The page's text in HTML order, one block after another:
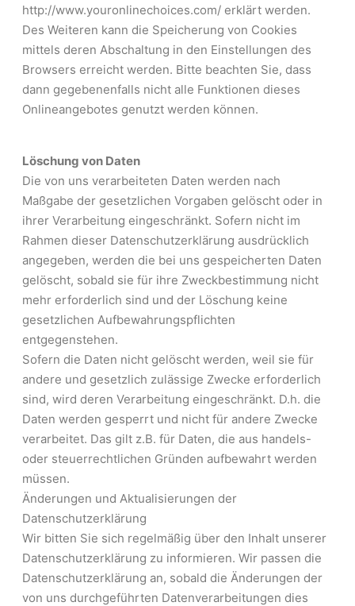
http://www.youronlinechoices.com/ erklärt werden.
Des Weiteren kann die Speicherung von Cookies
mittels deren Abschaltung in den Einstellungen des
Browsers erreicht werden. Bitte beachten Sie, dass
dann gegebenenfalls nicht alle Funktionen dieses
Onlineangebotes genutzt werden können.
Löschung von Daten
Die von uns verarbeiteten Daten werden nach
Maßgabe der gesetzlichen Vorgaben gelöscht oder in
ihrer Verarbeitung eingeschränkt. Sofern nicht im
Rahmen dieser Datenschutzerklärung ausdrücklich
angegeben, werden die bei uns gespeicherten Daten
gelöscht, sobald sie für ihre Zweckbestimmung nicht
mehr erforderlich sind und der Löschung keine
gesetzlichen Aufbewahrungspflichten
entgegenstehen.
Sofern die Daten nicht gelöscht werden, weil sie für
andere und gesetzlich zulässige Zwecke erforderlich
sind, wird deren Verarbeitung eingeschränkt. D.h. die
Daten werden gesperrt und nicht für andere Zwecke
verarbeitet. Das gilt z.B. für Daten, die aus handels-
oder steuerrechtlichen Gründen aufbewahrt werden
müssen.
Änderungen und Aktualisierungen der
Datenschutzerklärung
Wir bitten Sie sich regelmäßig über den Inhalt unserer
Datenschutzerklärung zu informieren. Wir passen die
Datenschutzerklärung an, sobald die Änderungen der
von uns durchgeführten Datenverarbeitungen dies